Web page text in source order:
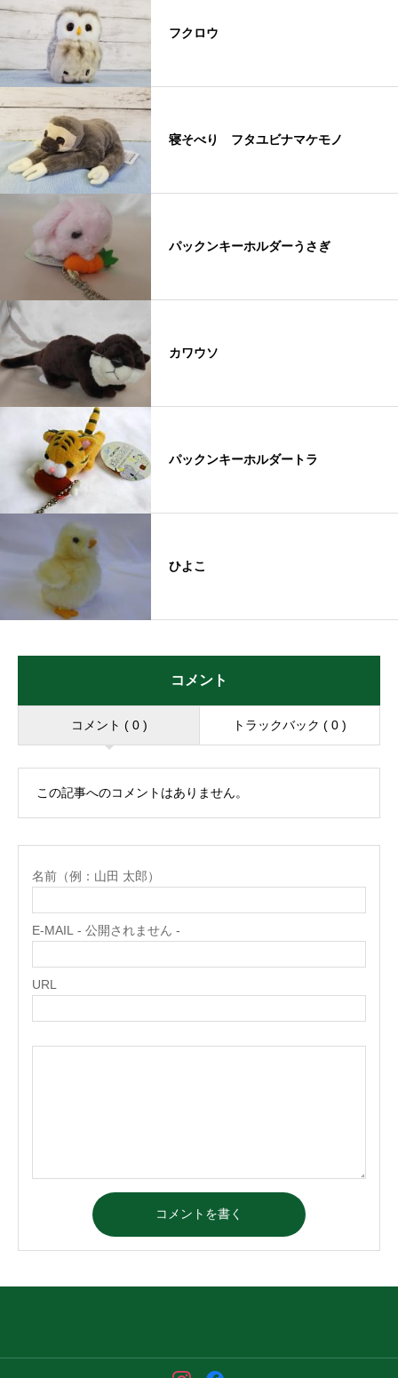
フクロウ
寝そべり フタユビナマケモノ
パックンキーホルダーうさぎ
カワウソ
パックンキーホルダートラ
ひよこ
コメント
コメント ( 0 ) トラックバック ( 0 )
この記事へのコメントはありません。
名前（例：山田 太郎）
E-MAIL - 公開されません -
URL
コメントを書く